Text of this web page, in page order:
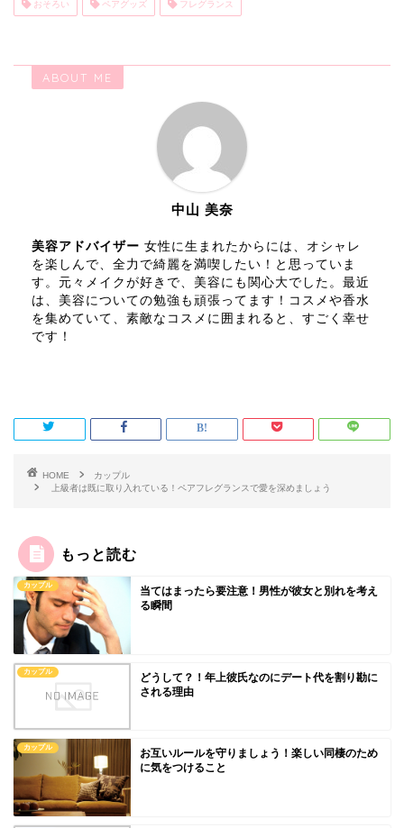
おそろい ペアグッズ フレグランス
ABOUT ME
中山 美奈
美容アドバイザー 女性に生まれたからには、オシャレ
を楽しんで、全力で綺麗を満喫したい！と思っていま
す。元々メイクが好きで、美容にも関心大でした。最近
は、美容についての勉強も頑張ってます！コスメや香水
を集めていて、素敵なコスメに囲まれると、すごく幸せ
です！
HOME
カップル
上級者は既に取り入れている！ペアフレグランスで愛を深めましょう
もっと読む
カップル
当てはまったら要注意！男性が彼女と別れを考え
る瞬間
カップル
どうして？！年上彼氏なのにデート代を割り勘に
される理由
カップル
お互いルールを守りましょう！楽しい同棲のため
に気をつけること